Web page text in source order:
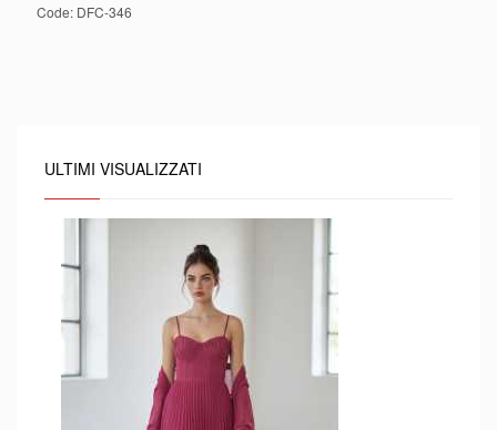
Code: DFC-346
ULTIMI VISUALIZZATI